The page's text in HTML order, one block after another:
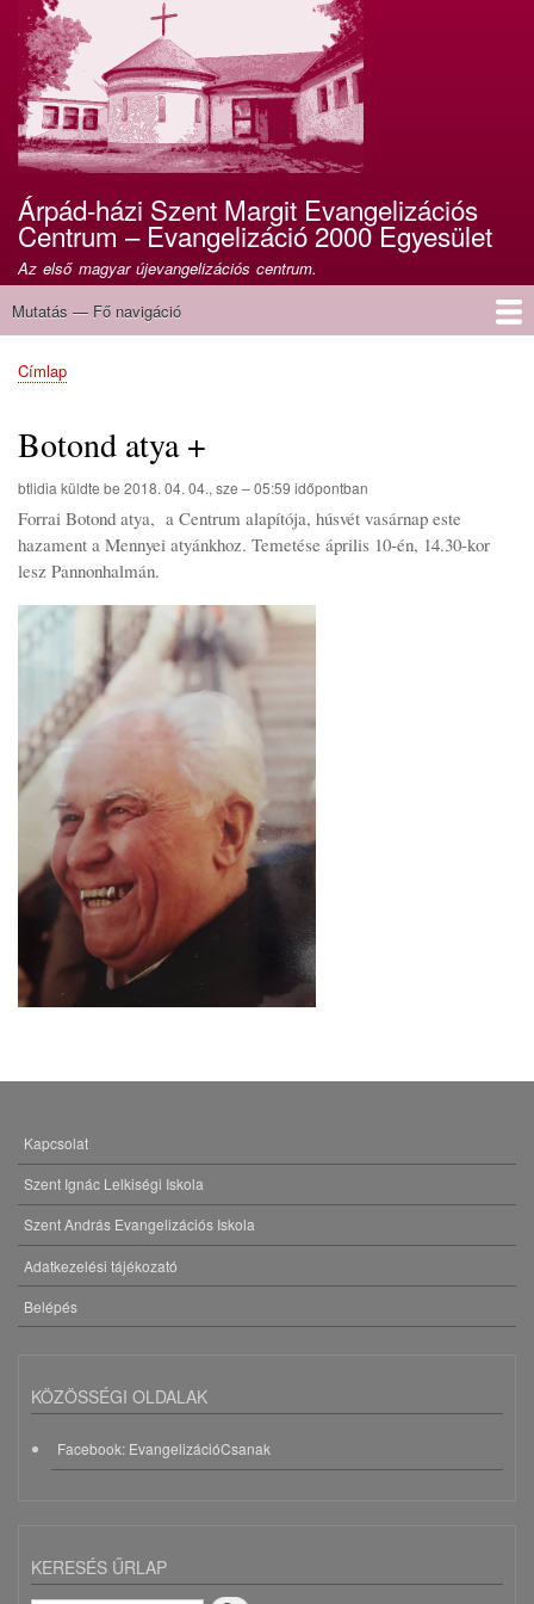
tartalomra
Árpád-házi Szent Margit Evangelizációs
Centrum – Evangelizáció 2000 Egyesület
Az első magyar újevangelizációs centrum.
Fő
Mutatás — Fő navigáció
Címlap
Centrum, szállás
Egyesület
Programok
Támogatás, 1%
Morzsa
Címlap
Botond atya +
btlidia küldte be 2018. 04. 04., sze – 05:59 időpontban
Forrai Botond atya, a Centrum alapítója, húsvét vasárnap este
hazament a Mennyei atyánkhoz. Temetése április 10-én, 14.30-kor
lesz Pannonhalmán.
LÁBLÉC
MENÜ
Kapcsolat
Szent Ignác Lelkiségi Iskola
Szent András Evangelizációs Iskola
Adatkezelési tájékozató
Belépés
KÖZÖSSÉGI OLDALAK
Facebook: EvangelizációCsanak
KERESÉS ŰRLAP